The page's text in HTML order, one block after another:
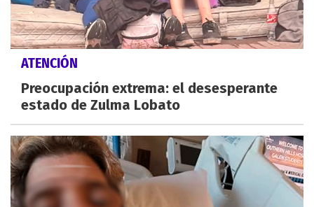
ATENCIÓN
Preocupación extrema: el desesperante
estado de Zulma Lobato